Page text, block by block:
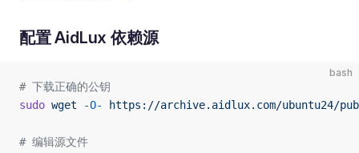
配置 AidLux 依赖源
bash
# 下载正确的公钥
sudo wget -O- https://archive.aidlux.com/ubuntu24/
# 编辑源文件